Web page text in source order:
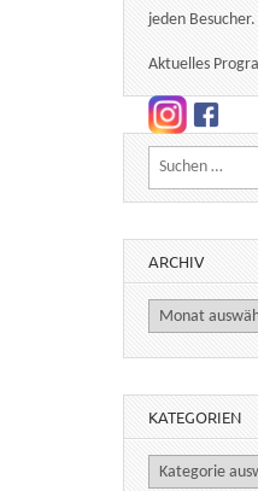
jeden Besucher.
Aktuelles
Suchen nach:
ARCHIV
Archiv
KATEGORIEN
Kategorien